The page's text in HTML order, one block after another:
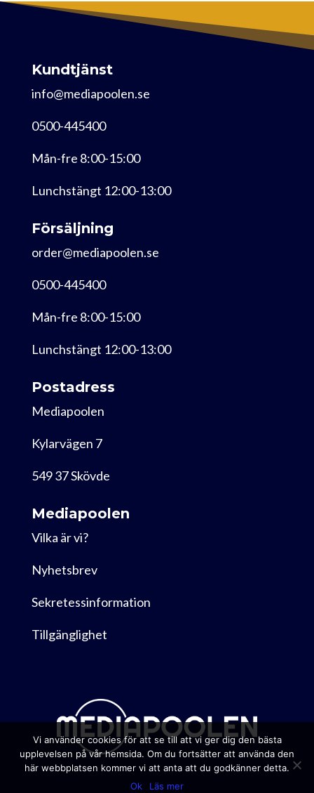
Kundtjänst
info@mediapoolen.se
0500-445400
Mån-fre 8:00-15:00
Lunchstängt 12:00-13:00
Försäljning
order@mediapoolen.se
0500-445400
Mån-fre 8:00-15:00
Lunchstängt 12:00-13:00
Postadress
Mediapoolen
Kylarvägen 7
549 37 Skövde
Mediapoolen
Vilka är vi?
Nyhetsbrev
Sekretessinformation
Tillgänglighet
Vi använder cookies för att se till att vi ger dig den bästa
upplevelsen på vår hemsida. Om du fortsätter att använda den
här webbplatsen kommer vi att anta att du godkänner detta.
Ok
Läs mer